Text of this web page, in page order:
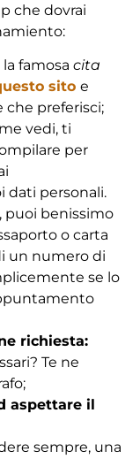
che dovrai
la famosa cita
sito e
che preferisci;
vedi, ti
per
dati personali.
puoi benissimo
o carta
un numero di
se lo
richiesta:
Te ne
aspettare il
sempre, una